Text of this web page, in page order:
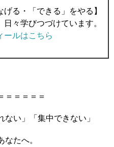
げる・「できる」をやる】
日々学びつづけています。
ールはこちら
＝＝＝＝＝
ない」「集中できない」
たへ。